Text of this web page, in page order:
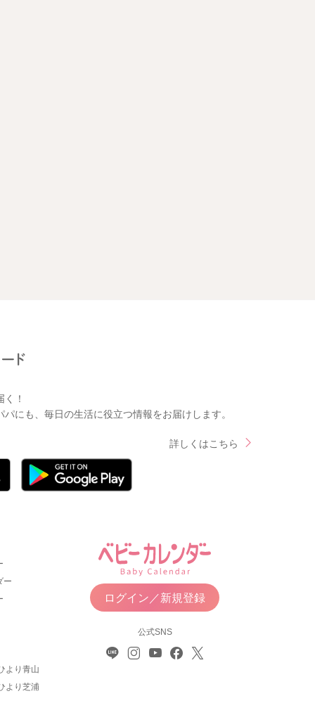
！
にも、毎日の生活に役立つ情報をお届けします。
詳しくはこちら
ー
より青山
より芝浦
ログイン／新規登録
公式SNS